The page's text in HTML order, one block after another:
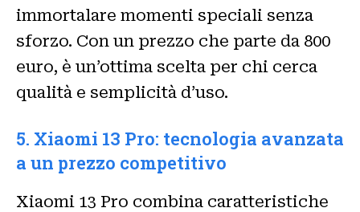
immortalare momenti speciali senza
sforzo. Con un prezzo che parte da 800
euro, è un’ottima scelta per chi cerca
qualità e semplicità d’uso.
5. Xiaomi 13 Pro: tecnologia avanzata
a un prezzo competitivo
Xiaomi 13 Pro combina caratteristiche